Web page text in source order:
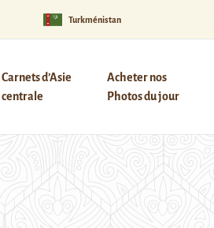
Turkménistan
Carnets d’Asie
centrale
Acheter nos
Photos du jour